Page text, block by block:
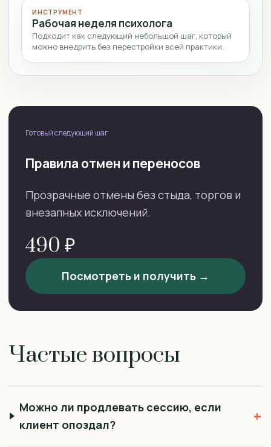
ИНСТРУМЕНТ
Рабочая неделя психолога
Подходит как следующий небольшой шаг, который
можно внедрить без перестройки всей практики.
Готовый следующий шаг
Правила отмен и переносов
Прозрачные отмены без стыда, торгов и
внезапных исключений.
490 ₽
Посмотреть и получить →
Частые вопросы
Можно ли продлевать сессию, если
клиент опоздал?
+